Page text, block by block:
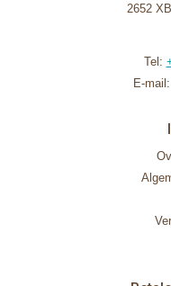
2652
Tel:
E-mail: